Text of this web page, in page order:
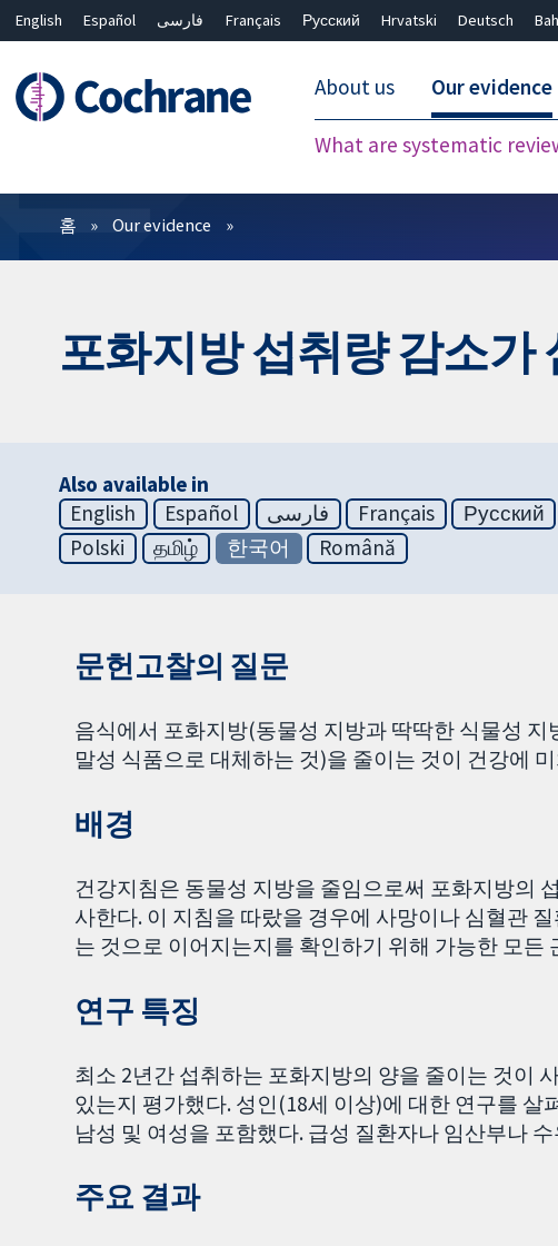
English Español فارسی Français Русский Hrvatski Deutsch
About us Our evidence
What are systematic
필터
홈 Our evidence
포화지방 섭취량 감소가
Also available in
English
Español فارسی Français Русский
Polski
தமிழ் 한국어 Română
문헌고찰의 질문
음식에서 포화지방(동물성 지방과 딱딱한 식물성
말성 식품으로 대체하는 것)을 줄이는 것이 건강에
배경
건강지침은 동물성 지방을 줄임으로써 포화지방의
사한다. 이 지침을 따랐을 경우에 사망이나 심혈관
는 것으로 이어지는지를 확인하기 위해 가능한 모든
연구 특징
최소 2년간 섭취하는 포화지방의 양을 줄이는 것이
있는지 평가했다. 성인(18세 이상)에 대한 연구를
남성 및 여성을 포함했다. 급성 질환자나 임산부나
주요 결과